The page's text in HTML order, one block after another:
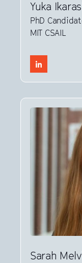
Yuka
PhD
MIT CSAIL
Sarah